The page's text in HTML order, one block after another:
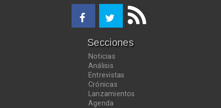
Secciones
Noticias
Análisis
Entrevistas
Crónicas
Lanzamientos
Agenda